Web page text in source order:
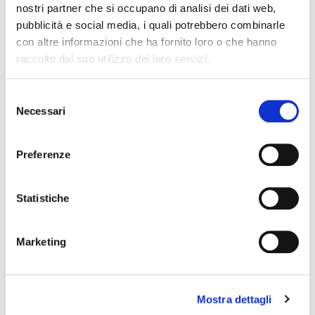
nostri partner che si occupano di analisi dei dati web,
pubblicità e social media, i quali potrebbero combinarle
con altre informazioni che ha fornito loro o che hanno
raccolto dal suo utilizzo dei loro servizi.
delNecessari
Preferenze
Statistiche
Marketing
Mostra dettagli
contesto
del
dell'utente